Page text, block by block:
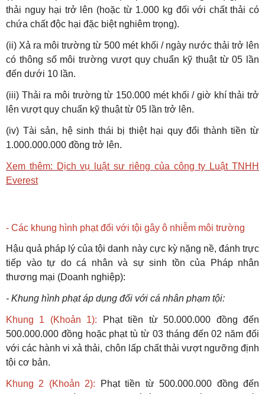
thải nguy hại trở lên (hoặc từ 1.000 kg đối với chất thải có
chứa chất độc hại đặc biệt nghiêm trọng).
(ii) Xả ra môi trường từ 500 mét khối / ngày nước thải trở lên
có thông số môi trường vượt quy chuẩn kỹ thuật từ 05 lần
đến dưới 10 lần.
(iii) Thải ra môi trường từ 150.000 mét khối / giờ khí thải trở
lên vượt quy chuẩn kỹ thuật từ 05 lần trở lên.
(iv) Tài sản, hệ sinh thái bị thiệt hại quy đổi thành tiền từ
1.000.000.000 đồng trở lên.
Xem thêm: Dịch vụ luật sư riêng của công ty Luật TNHH
Everest
- Các khung hình phạt đối với tội gây ô nhiễm môi trường
Hậu quả pháp lý của tội danh này cực kỳ nặng nề, đánh trực
tiếp vào tự do cá nhân và sự sinh tồn của Pháp nhân
thương mại (Doanh nghiệp):
- Khung hình phạt áp dụng đối với cá nhân phạm tội:
Khung 1 (Khoản 1): Phạt tiền từ 50.000.000 đồng đến
500.000.000 đồng hoặc phạt tù từ 03 tháng đến 02 năm đối
với các hành vi xả thải, chôn lấp chất thải vượt ngưỡng định
tội cơ bản.
Khung 2 (Khoản 2):
Phạt tiền từ 500.000.000 đồng đến